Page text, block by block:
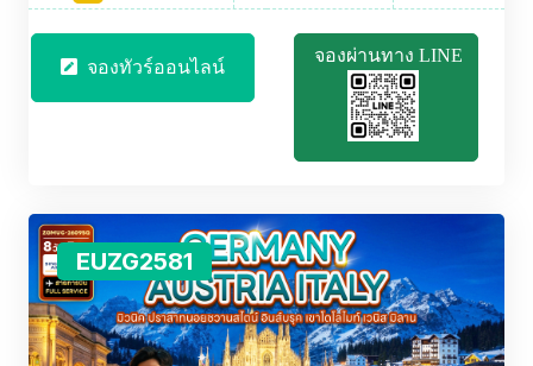
จองทัวร์ออนไลน์ จองผ่านทาง LINE
EUZG2581